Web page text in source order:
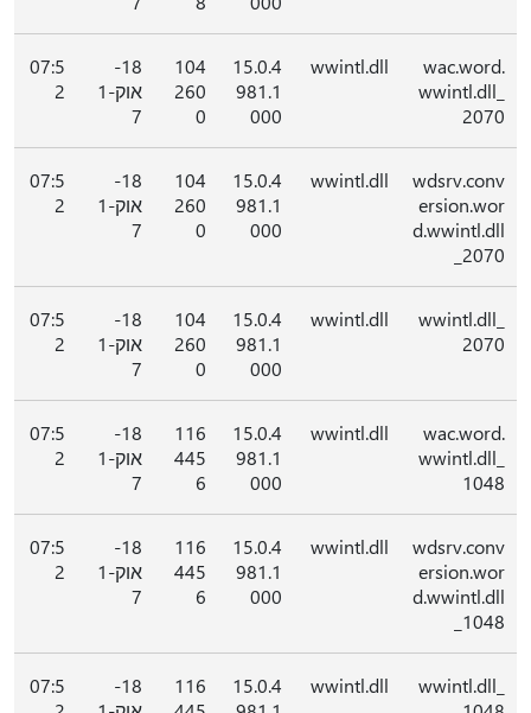
wac.word.
wwintl.dll_
2070
wwintl.dll
15.0.4
981.1
000
104
260
0
18-
אוק-1
7
07:5
2
wdsrv.conv
ersion.wor
d.wwintl.dll
_2070
wwintl.dll
15.0.4
981.1
000
104
260
0
18-
אוק-1
7
07:5
2
wwintl.dll_
2070
wwintl.dll
15.0.4
981.1
000
104
260
0
18-
אוק-1
7
07:5
2
wac.word.
wwintl.dll_
1048
wwintl.dll
15.0.4
981.1
000
116
445
6
18-
אוק-1
7
07:5
2
wdsrv.conv
ersion.wor
d.wwintl.dll
_1048
wwintl.dll
15.0.4
981.1
000
116
445
6
18-
אוק-1
7
07:5
2
wwintl.dll_
wwintl.dll
15.0.4
116
18-
07:5